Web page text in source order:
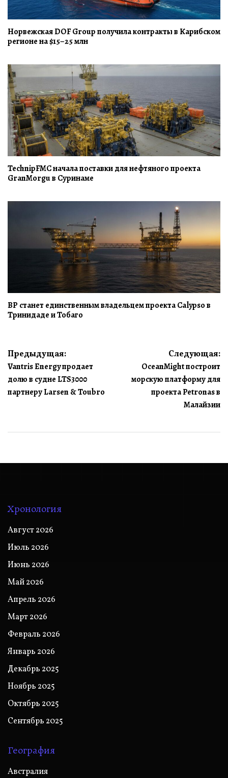
Норвежская DOF Group получила контракты в Карибском
регионе на $15–25 млн
TechnipFMC начала поставки для нефтяного проекта
GranMorgu в Суринаме
BP станет единственным владельцем проекта Calypso в
Тринидаде и Тобаго
Навигация
по
записям
Предыдущая:
Vantris Energy продает
долю в судне LTS3000
партнеру Larsen & Toubro
Следующая:
OceanMight построит
морскую платформу для
проекта Petronas в
Малайзии
Хронология
Август 2026
Июль 2026
Июнь 2026
Май 2026
Апрель 2026
Март 2026
Февраль 2026
Январь 2026
Декабрь 2025
Ноябрь 2025
Октябрь 2025
Сентябрь 2025
География
Австралия